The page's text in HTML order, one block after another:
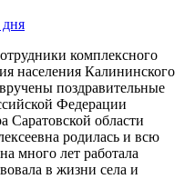
комплексного
населения Калининского
поздравительные
Федерации
Саратовской области
родилась и всю
много лет работала
в жизни села и